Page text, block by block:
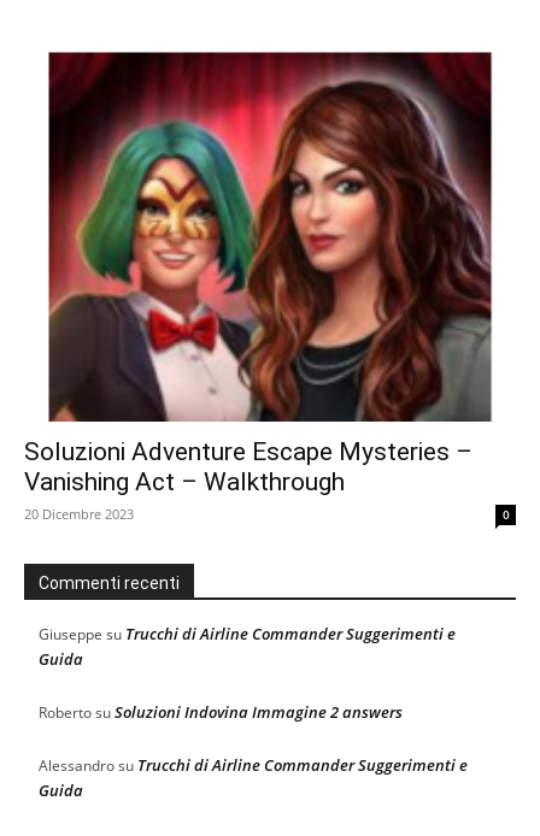
Soluzioni Adventure Escape Mysteries –
Vanishing Act – Walkthrough
20 Dicembre 2023 0
Commenti recenti
Giuseppe su Trucchi di Airline Commander Suggerimenti e
Guida
RobertosuSoluzioni Indovina Immagine 2 answers
Alessandrosu Trucchi di Airline Commander Suggerimenti e
Guida